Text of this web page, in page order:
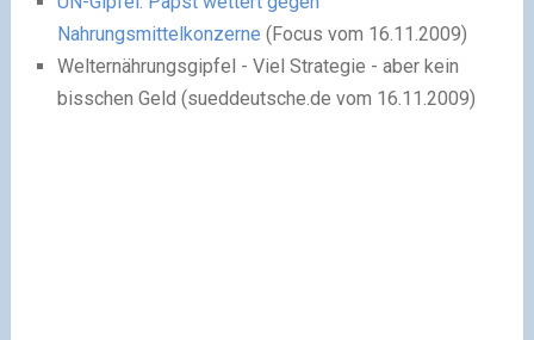
Nahrungsmittelkonzerne (Focus vom 16.11.2009)
Welternährungsgipfel - Viel Strategie - aber kein
bisschen Geld (sueddeutsche.de vom 16.11.2009)